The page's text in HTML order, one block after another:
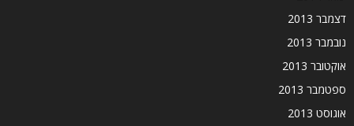
דצמבר 2013
נובמבר 2013
אוקטובר 2013
ספטמבר 2013
אוגוסט 2013